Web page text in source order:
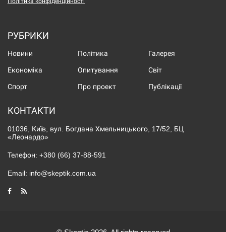
РУБРИКИ
Новини Політика Галерея
Економіка Опитування Світ
Спорт Про проект Публікації
КОНТАКТИ
01036, Київ, вул. Богдана Хмельницького, 17/52, БЦ
«Леонардо»
Телефон: +380 (66) 37-88-591
Email: info@skeptik.com.ua